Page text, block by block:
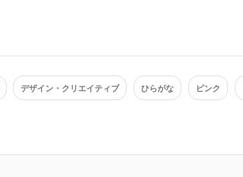
デザイン・クリエイティブ ひらがな ピンク